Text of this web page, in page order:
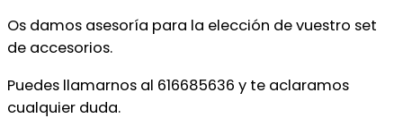
Os damos asesoría para la elección de vuestro set
de accesorios.
Puedes llamarnos al 616685636 y te aclaramos
cualquier duda.